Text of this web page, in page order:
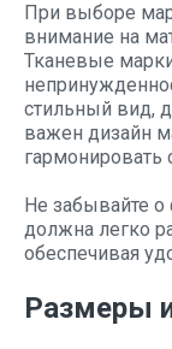
При выборе
внимание на
Тканевые
стильный вид,
важен дизайн
Не забывайте
должна легко
обеспечивая
Размеры